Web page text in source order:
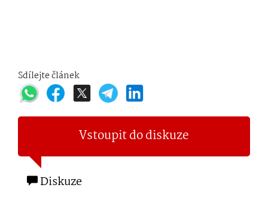
Sdílejte článek
Vstoupit do diskuze
Diskuze